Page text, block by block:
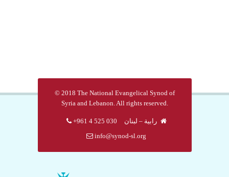
© 2018 The National Evangelical Synod of
Syria and Lebanon. All rights reserved.
رابية – لبنان
030 525 4 961+
info@synod-sl.org